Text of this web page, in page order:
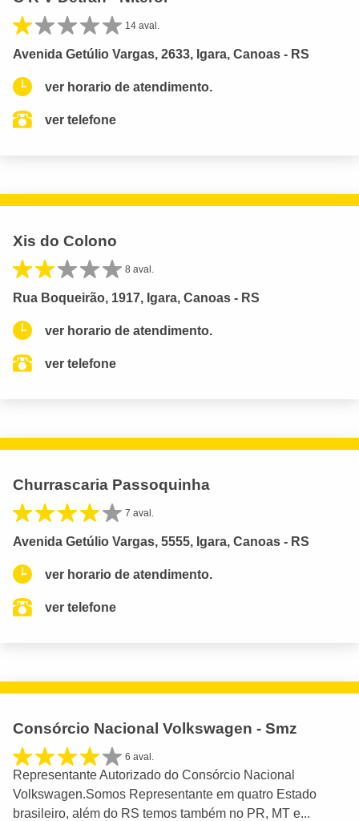
14 aval.
Avenida Getúlio Vargas, 2633, Igara, Canoas - RS
ver horario de atendimento.
ver telefone
Xis do Colono
8 aval.
Rua Boqueirão, 1917, Igara, Canoas - RS
ver horario de atendimento.
ver telefone
Churrascaria Passoquinha
7 aval.
Avenida Getúlio Vargas, 5555, Igara, Canoas - RS
ver horario de atendimento.
ver telefone
Consórcio Nacional Volkswagen - Smz
6 aval.
Representante Autorizado do Consórcio Nacional
Volkswagen.Somos Representante em quatro Estado
brasileiro, além do RS temos também no PR, MT e...